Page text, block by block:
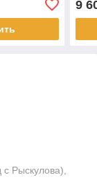
9
Рыскулова),